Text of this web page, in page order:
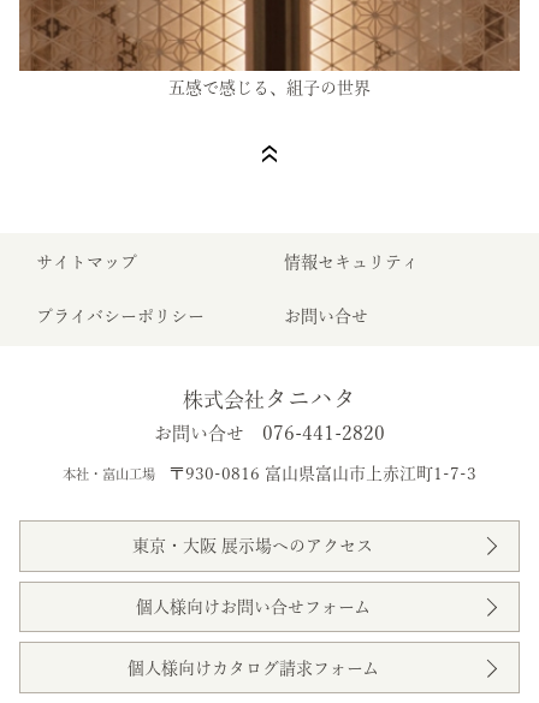
五感で感じる、組子の世界
サイトマップ 情報セキュリティ
プライバシーポリシー お問い合せ
株式会社 タニハタ
お問い合せ 076-441-2820
本社・富山工場 〒930-0816 富山県富山市上赤江町1-7-3
東京・大阪 展示場へのアクセス
個人様向けお問い合せフォーム
個人様向けカタログ請求フォーム